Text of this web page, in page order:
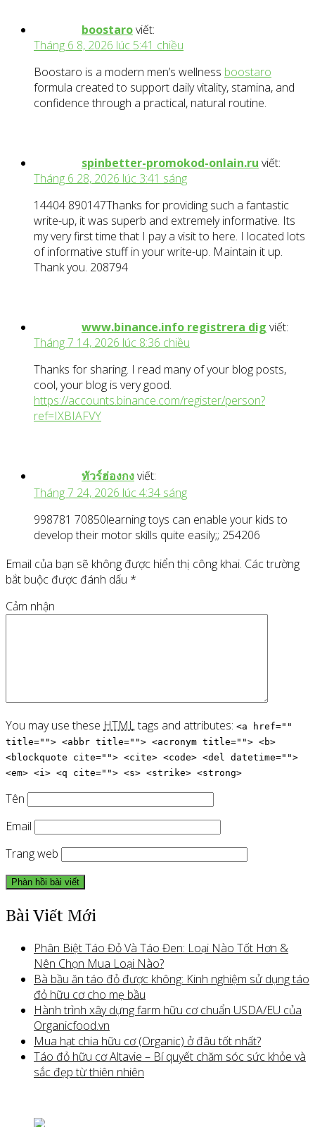
boostaroviết:
Tháng 6 8, 2026 lúc 5:41 chiều
Boostaro is a modern men’s wellness boostaro
formula created to support daily vitality, stamina, and
confidence through a practical, natural routine.
spinbetter-promokod-onlain.ru viết:
Tháng 6 28, 2026 lúc 3:41 sáng
14404 890147Thanks for providing such a fantastic
write-up, it was superb and extremely informative. Its
my very first time that I pay a visit to here. I located lots
of informative stuff in your write-up. Maintain it up.
Thank you. 208794
www.binance.info registrera dig viết:
Tháng 7 14, 2026 lúc 8:36 chiều
Thanks for sharing. I read many of your blog posts,
cool, your blog is very good.
https://accounts.binance.com/register/person?
ref=IXBIAFVY
ทัวร์ฮ่องกงviết:
Tháng 7 24, 2026 lúc 4:34 sáng
998781 70850learning toys can enable your kids to
develop their motor skills quite easily;; 254206
Email của bạn sẽ không được hiển thị công khai. Các trường
bắt buộc được đánh dấu *
Cảm nhận
You may use these HTMLtags and attributes: <a href=""
title=""> <abbr title=""> <acronym title=""> <b>
<blockquote cite=""> <cite> <code> <del datetime="">
<em> <i> <q cite=""> <s> <strike> <strong>
Tên
Email
Trang web
Bài Viết Mới
Phân Biệt Táo Đỏ Và Táo Đen: Loại Nào Tốt Hơn &
Nên Chọn Mua Loại Nào?
Bà bầu ăn táo đỏ được không: Kinh nghiệm sử dụng táo
đỏ hữu cơ cho mẹ bầu
Hành trình xây dựng farm hữu cơ chuẩn USDA/EU của
Organicfood.vn
Mua hạt chia hữu cơ (Organic) ở đâu tốt nhất?
Táo đỏ hữu cơ Altavie – Bí quyết chăm sóc sức khỏe và
sắc đẹp từ thiên nhiên